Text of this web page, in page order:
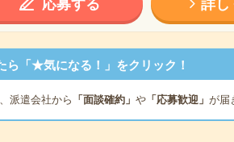
応募する 詳し
ら「★気になる！」をクリック！
派遣会社から 「面談確約」 や「応募歓迎」 が届